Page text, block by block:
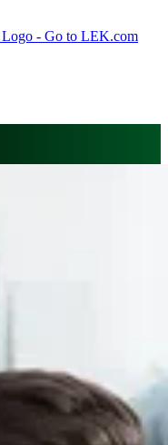
- Go to LEK.com